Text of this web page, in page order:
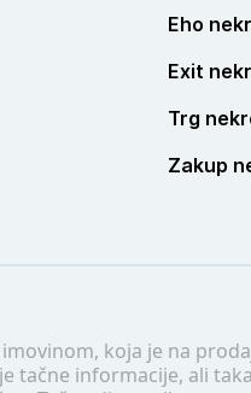
koja je na
tačne informacije, ali
Eho
Exit
Trg
Zakup